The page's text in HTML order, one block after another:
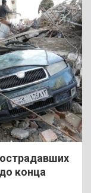
конца